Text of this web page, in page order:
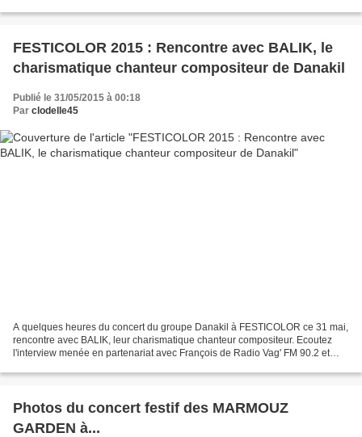
FESTICOLOR 2015 : Rencontre avec BALIK, le
charismatique chanteur compositeur de Danakil
Publié le 31/05/2015 à 00:18
Par clodelle45
A quelques heures du concert du groupe Danakil à FESTICOLOR ce 31 mai,
rencontre avec BALIK, leur charismatique chanteur compositeur. Ecoutez
l'interview menée en partenariat avec François de Radio Vag' FM 90.2 et
Photos du concert festif des MARMOUZ
GARDEN à...